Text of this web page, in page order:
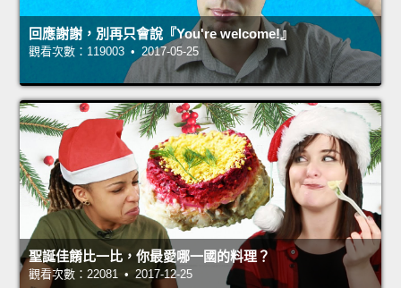
回應謝謝，別再只會說『You're welcome!』
觀看次數：119003 • 2017-05-25
聖誕佳餚比一比，你最愛哪一國的料理？
觀看次數：22081 • 2017-12-25